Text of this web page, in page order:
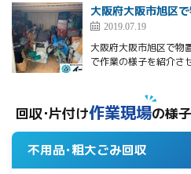
大阪府大阪市旭区
2019.07.19
大阪府大阪市旭区で物
で作業の様子を紹介
回収･片付け作業現場の様子
不用品･粗大ごみ回収